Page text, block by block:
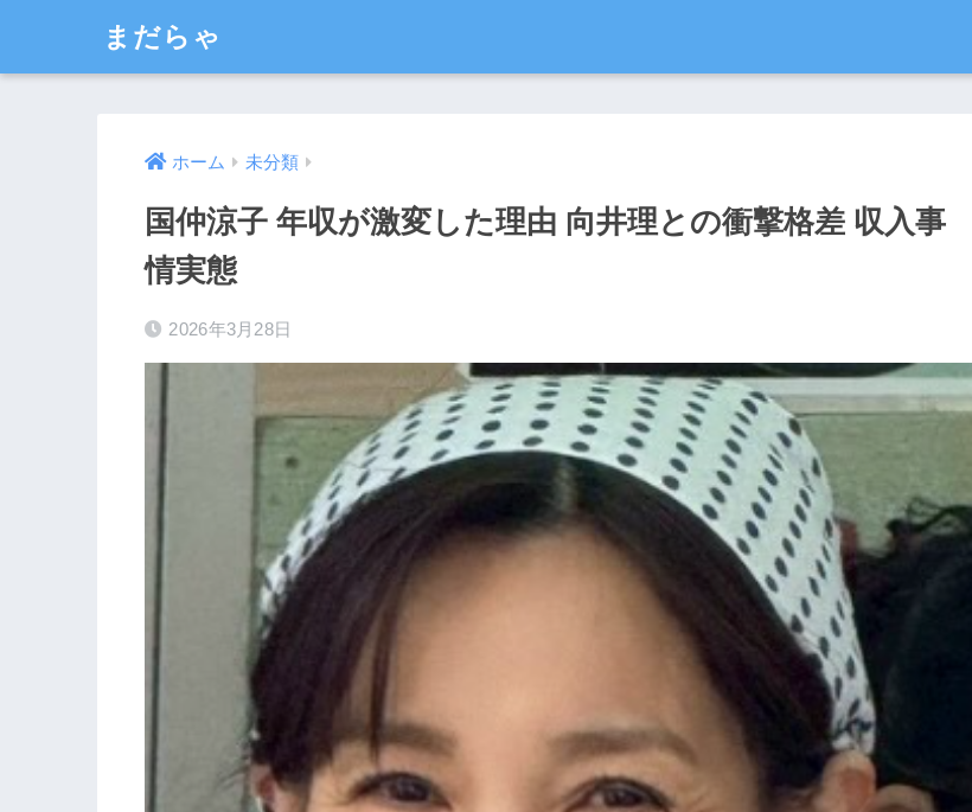
まだらゃ
ホーム 未分類
国仲涼子 年収が激変した理由 向井理との衝撃格差 収入事
情実態
2026年3月28日